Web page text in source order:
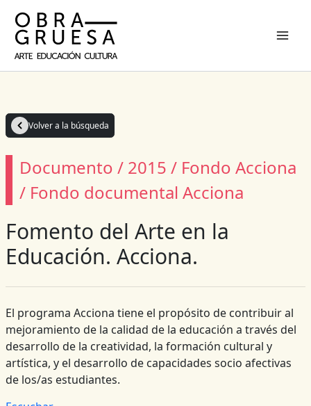
contenido
Volver a la búsqueda
Documento / 2015 / Fondo Acciona
/ Fondo documental Acciona
Fomento del Arte en la
Educación. Acciona.
El programa Acciona tiene el propósito de contribuir al
mejoramiento de la calidad de la educación a través del
desarrollo de la creatividad, la formación cultural y
artística, y el desarrollo de capacidades socio afectivas
de los/as estudiantes.